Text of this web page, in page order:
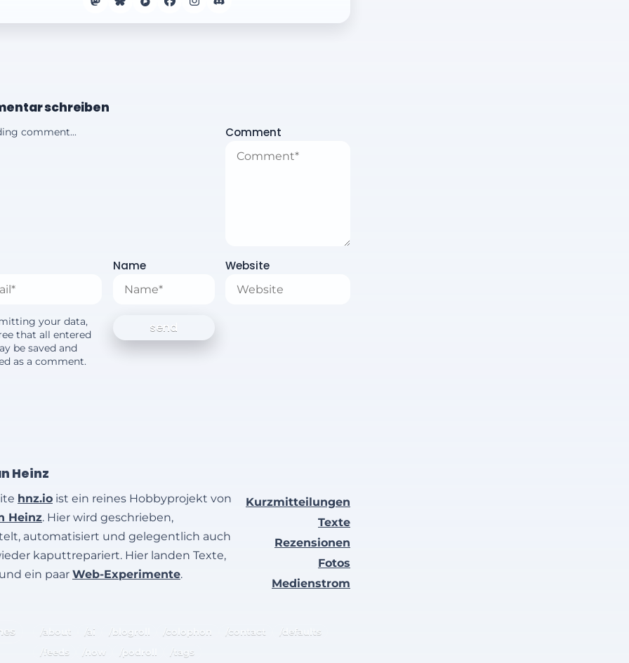
schreiben
comment... Comment
Name Website
your data,
that all entered
be saved and
as a comment.
Heinz
hnz.io ist ein reines Hobbyprojekt von
Heinz. Hier wird geschrieben,
automatisiert und gelegentlich auch
kaputtrepariert. Hier landen Texte,
ein paar Web-Experimente.
Kurzmitteilungen
Texte
Rezensionen
Fotos
Medienstrom
/about /ai /blogroll /colophon /contact
/defaults
/feeds
/now /podroll /tags